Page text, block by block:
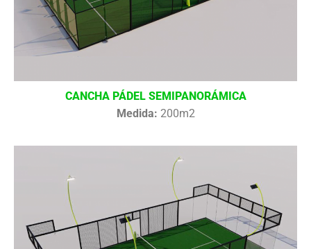
CANCHA PÁDEL SEMIPANORÁMICA
Medida: 200m2